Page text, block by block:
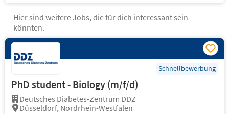
Hier sind weitere Jobs, die für dich interessant sein
könnten.
Schnellbewerbung
PhD student - Biology (m/f/d)
Deutsches Diabetes-Zentrum DDZ
Düsseldorf, Nordrhein-Westfalen